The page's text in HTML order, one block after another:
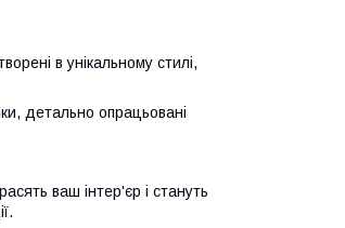
в унікальному стилі,
детально опрацьовані
ваш інтер'єр і стануть